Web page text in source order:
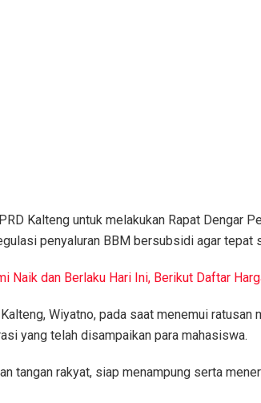
Kalteng untuk melakukan Rapat Dengar
penyaluran BBM bersubsidi agar tepat
Naik dan Berlaku Hari Ini, Berikut Daftar
Wiyatno, pada saat menemui ratusan
yang telah disampaikan para mahasiswa.
tangan rakyat, siap menampung serta